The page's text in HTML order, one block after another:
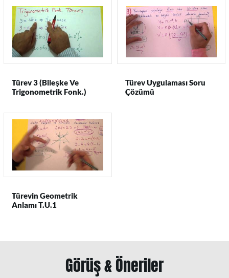
Türev 3 (Bileşke Ve
Trigonometrik Fonk.)
Türev Uygulaması Soru
Çözümü
Türevin Geometrik
Anlamı T.U.1
Görüş & Öneriler